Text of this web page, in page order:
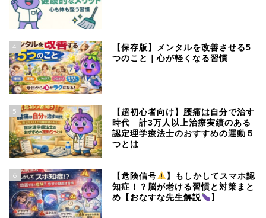
4
【保存版】メンタルを改善させる5
つのこと｜心が軽くなる習慣
5
【超初心者向け】腰痛は自分で治す
時代 計3万人以上治療実績のある
認定理学療法士のおすすめの運動５
つとは
6 【危険信号
】もしかしてスマホ認
知症！？脳が老ける習慣と対策まと
め【おなすな先生解説
】